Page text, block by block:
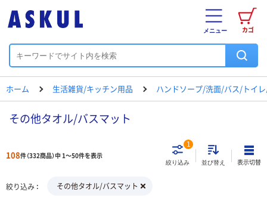
カゴ
メニュー
ホーム 生活雑貨/キッチン用品 ハンドソープ/洗面/バス/トイ
その他タオル/バスマット
108件（332商品）中 1～50件を表示
絞り込み
1
並び替え 表示切替
絞り込み その他タオル/バスマット